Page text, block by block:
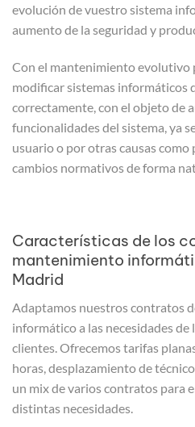
evolución de vuestro sistema
aumento de la seguridad y
Con el mantenimiento evolutivo
modificar sistemas informáticos
correctamente, con el objeto de
funcionalidades del sistema, ya
usuario o por otras causas como
cambios normativos de forma
Características de los
mantenimiento
Madrid
Adaptamos nuestros contratos
informático a las necesidades
clientes. Ofrecemos tarifas
horas, desplazamiento de
un mix de varios contratos para
distintas necesidades.